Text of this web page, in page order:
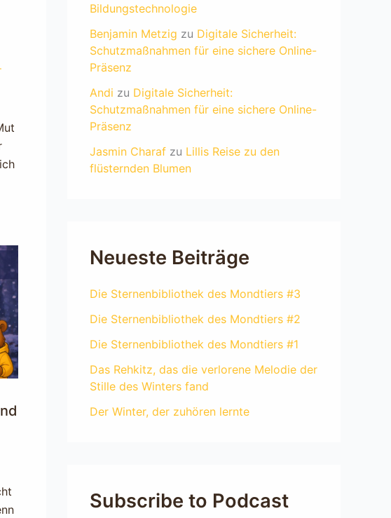
Bildungstechnologie
Benjamin Metzig zu Digitale Sicherheit:
Schutzmaßnahmen für eine sichere Online-
Präsenz
Andi zu Digitale Sicherheit:
Schutzmaßnahmen für eine sichere Online-
Präsenz
Jasmin Charaf zu Lillis Reise zu den
flüsternden Blumen
Neueste Beiträge
Die Sternenbibliothek des Mondtiers #3
Die Sternenbibliothek des Mondtiers #2
Die Sternenbibliothek des Mondtiers #1
Das Rehkitz, das die verlorene Melodie der
Stille des Winters fand
Der Winter, der zuhören lernte
Subscribe to Podcast